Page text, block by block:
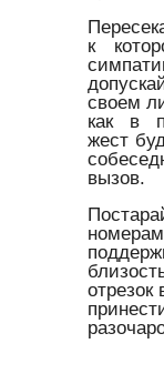
к
своем
как в
жест
вызов.
отрезок